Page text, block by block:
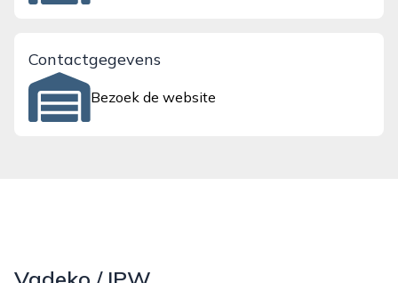
Contactgegevens
Bezoek de website